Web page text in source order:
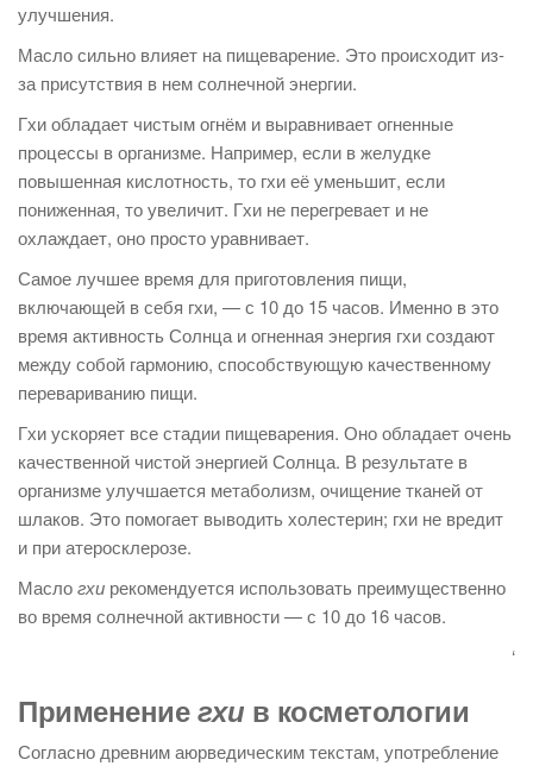
улучшения.
Масло сильно влияет на пищеварение. Это происходит из-
за присутствия в нем солнечной энергии.
Гхи обладает чистым огнём и выравнивает огненные
процессы в организме. Например, если в желудке
повышенная кислотность, то гхи её уменьшит, если
пониженная, то увеличит. Гхи не перегревает и не
охлаждает, оно просто уравнивает.
Самое лучшее время для приготовления пищи,
включающей в себя гхи, — с 10 до 15 часов. Именно в это
время активность Солнца и огненная энергия гхи создают
между собой гармонию, способствующую качественному
перевариванию пищи.
Гхи ускоряет все стадии пищеварения. Оно обладает очень
качественной чистой энергией Солнца. В результате в
организме улучшается метаболизм, очищение тканей от
шлаков. Это помогает выводить холестерин; гхи не вредит
и при атеросклерозе.
Маслогхи рекомендуется использовать преимущественно
во время солнечной активности — с 10 до 16 часов.
‘
Применениегхи в косметологии
Согласно древним аюрведическим текстам, употребление